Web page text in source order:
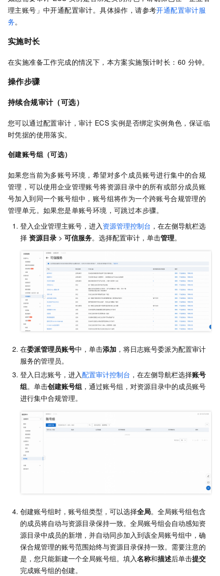
理主账号」中开通配置审计。具体操作，请参考开通配置审计服
务。
实施时长
在实施准备工作完成的情况下，本方案实施预计时长：60 分钟。
操作步骤
持续合规审计（可选）
您可以通过配置审计，审计 ECS 实例是否绑定实例角色，保证临
时凭据的使用落实。
创建账号组（可选）
如果您当前为多账号环境，希望对多个成员账号进行集中的合规
管理，可以使用企业管理账号将资源目录中的所有或部分成员账
号加入到同一个账号组中，账号组将作为一个跨账号合规管理的
管理单元。如果您是单账号环境，可跳过本步骤。
登入企业管理主账号，进入资源管理控制台 ，在左侧导航栏选
择 资源目录 > 可信服务。选择配置审计，单击管理。
在委派管理员账号中，单击添加 ，将日志账号委派为配置审计
服务的管理员。
登入日志账号，进入配置审计控制台 ，在左侧导航栏选择账号
组。单击创建账号组 ，通过账号组，对资源目录中的成员账号
进行集中合规管理。
创建账号组时，账号组类型，可以选择全局。全局账号组包含
的成员将自动与资源目录保持一致。全局账号组会自动感知资
源目录中成员的新增，并自动同步加入到该全局账号组中，确
保合规管理的账号范围始终与资源目录保持一致。需要注意的
是，您只能新建一个全局账号组。填入名称和描述后单击提交
完成账号组的创建。